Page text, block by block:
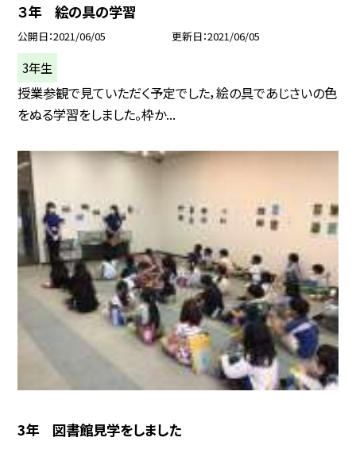
３年 絵の具の学習
公開日 2021/06/05 更新日 2021/06/05
3年生
授業参観で見ていただく予定でした，絵の具であじさいの色
をぬる学習をしました。枠か...
3年 図書館見学をしました